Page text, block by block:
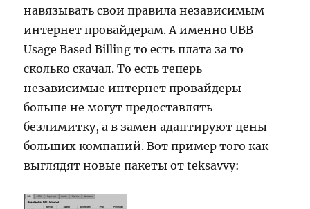
навязывать свои правила независимым
интернет провайдерам. А именно UBB –
Usage Based Billing то есть плата за то
сколько скачал. То есть теперь
независимые интернет провайдеры
больше не могут предоставлять
безлимитку, а в замен адаптируют цены
больших компаний. Вот пример того как
выглядят новые пакеты от teksavvy: